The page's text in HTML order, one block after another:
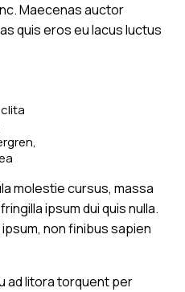
Maecenas auctor
quis eros eu lacus luctus
molestie cursus, massa
ipsum dui quis nulla.
non finibus sapien
ad litora torquent per